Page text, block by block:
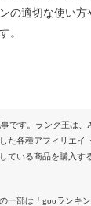
の適切な使い
。
事です。ランク王は
た各種アフィリエイ
ている商品を購入す
一部は「gooランキ